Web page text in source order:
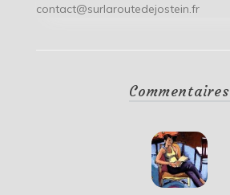
contact@surlaroutedejostein.fr
Commentaires